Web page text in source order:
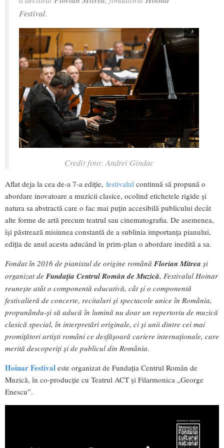
Festival.
Credit foto: Andrei Gindac
Aflat deja la cea de-a 7-a ediție, festivalul continuă să propună o
abordare inovatoare a muzicii clasice, ocolind etichetele rigide și
natura sa abstractă care o fac mai puțin accesibilă publicului decât
alte forme de artă precum teatrul sau cinematografia. De asemenea,
își păstrează misiunea constantă de a sublinia importanța pianului,
ediția de anul acesta aducând în prim-plan o abordare inedită a sa.
Fondat în 2016 de pianistul de origine română Florian Mitrea și
organizat de Fundația Centrul Român de Muzică, Festivalul Hoinar
reunește atât o componentă educativă, cât și o componentă
festivalieră de concerte, recitaluri și spectacole unice în România,
propunându-și să aducă în lumină nu doar un repertoriu de muzică
clasică special, în interpretări originale, ci și unii dintre cei mai
promițători artiști români ce desfășoară cariere internaționale, care
merită descoperiți și de publicul din România.
Hoinar Festival este organizat de Fundația Centrul Român de
Muzică, în co-producție cu Teatrul ACT și Filarmonica „George
Enescu”.